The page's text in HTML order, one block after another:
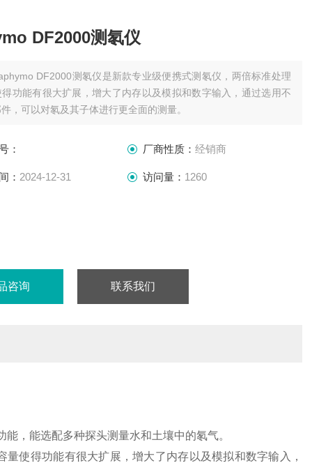
DF2000测氡仪
DF2000测氡仪是新款专业级便携式测氡仪，两倍标准处理
功能有很大扩展，增大了内存以及模拟和数字输入，通过选用不
，可以对氡及其子体进行更全面的测量。
： 厂商性质： 经销商
： 2024-12-31 访问量： 1260
咨询 联系我们
，能选配多种探头测量水和土壤中的氡气。
使得功能有很大扩展，增大了内存以及模拟和数字输入，